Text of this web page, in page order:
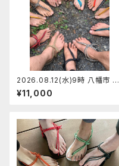
2026.08.12(水)9時 八幡市 マ
ンサンダルワークショップ【定員
6】ショージ
¥11,000